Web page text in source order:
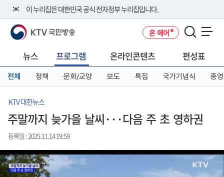
이 누리집은 대한민국 공식 전자정부 누리집입니다.
공식 누리집 주소 확인하기
니다.
이밖에 or.kr 또는 .kr등 다른 도메인 주소를 사용하고 있다면 아래 URL에
서 도메인 주소를 확인해 보세요
KTV 국민방송 온 에어
뉴스 프로그램 온라인콘텐츠 편성표
전체 정책 문화/교양 보도 특집 국가기념식 종영
KTV 대한뉴스
주말까지 늦가을 날씨···다음 주 초 영하권
등록일 : 2025.11.14 19:59